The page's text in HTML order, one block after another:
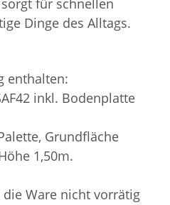
Dinge des Alltags.
enthalten:
inkl. Bodenplatte
Grundfläche
1,50m.
die Ware nicht vorrätig